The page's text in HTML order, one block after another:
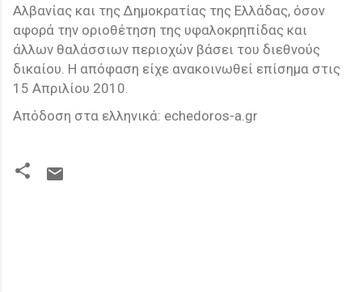
Αλβανίας και της Δημοκρατίας της Ελλάδας, όσον
αφορά την οριοθέτηση της υφαλοκρηπίδας και
άλλων θαλάσσιων περιοχών βάσει του διεθνούς
δικαίου. Η απόφαση είχε ανακοινωθεί επίσημα στις
15 Απριλίου 2010.
Απόδοση στα ελληνικά: echedoros-a.gr